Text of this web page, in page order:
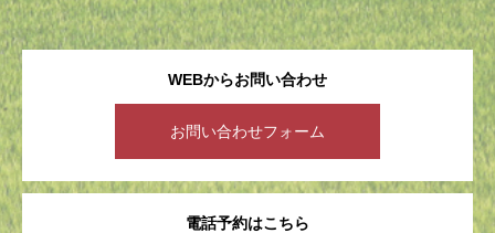
WEBからお問い合わせ
お問い合わせフォーム
電話予約はこちら